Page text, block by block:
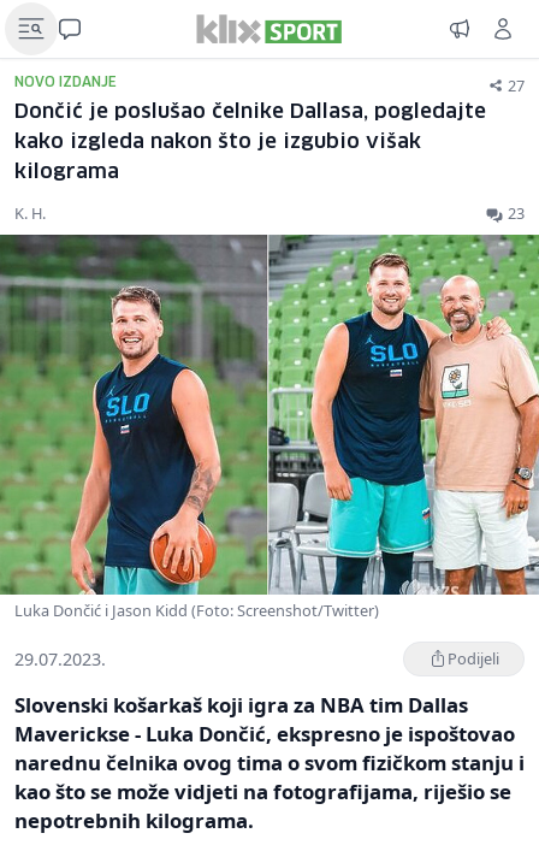
NOVO IZDANJE 27
Dončić je poslušao čelnike Dallasa, pogledajte
kako izgleda nakon što je izgubio višak
kilograma
K. H. 23
Luka Dončić i Jason Kidd (Foto: Screenshot/Twitter)
29.07.2023. Podijeli
Slovenski košarkaš koji igra za NBA tim Dallas
Maverickse - Luka Dončić, ekspresno je ispoštovao
narednu čelnika ovog tima o svom fizičkom stanju i
kao što se može vidjeti na fotografijama, riješio se
nepotrebnih kilograma.